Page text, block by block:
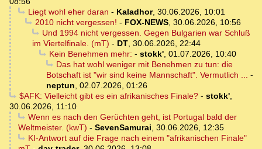
Liegt wohl eher daran - Kaladhor, 30.06.2026, 10:01
2010 nicht vergessen! - FOX-NEWS, 30.06.2026, 10:56
Und 1994 nicht vergessen. Gegen Bulgarien war Schluß
im Viertelfinale. (mT) - DT, 30.06.2026, 22:44
Kein Benehmen mehr: - stokk', 01.07.2026, 10:40
Das hat wohl weniger mit Benehmen zu tun: die
Botschaft ist "wir sind keine Mannschaft". Vermutlich ... -
neptun, 02.07.2026, 01:26
$AFK: Vielleicht gibt es ein afrikanisches Finale?- stokk',
30.06.2026, 11:10
Wenn es nach den Gerüchten geht, ist Portugal bald der
Weltmeister. (kwT) - SevenSamurai, 30.06.2026, 12:35
KI-Antwort auf die Frage nach einem "afrikanischen Finale"